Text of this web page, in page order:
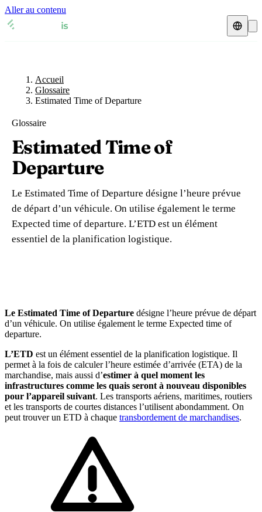
Aller au contenu
🇫🇷 France
🇬🇧 Royaume-Uni
🇧🇪 Belgique
🇩🇪
🇮🇹 Italie
Voir tous les pays
Fiches TVA
🇫🇷 France
🇬🇧
🇨🇭 Suisse
🇧🇪
🇩🇪 Allemagne
🇮🇹 Italie
Expert-comptable
Expert-comptable e-commerce
Expert-comptable Amazon
Ressources & Blog
Blog
Glossaire
Vérifier un n° TVA
Accueil
Glossaire
Estimated Time of Departure
Glossaire
Estimated Time of
Departure
Le Estimated Time of Departure désigne l’heure prévue
de départ d’un véhicule. On utilise également le terme
Expected time of departure. L’ETD est un élément
essentiel de la planification logistique.
Le Estimated Time of Departure désigne l’heure prévue de départ
d’un véhicule. On utilise également le terme Expected time of
departure.
L’ETD est un élément essentiel de la planification logistique. Il
permet à la fois de calculer l’heure estimée d’arrivée (ETA) de la
marchandise, mais aussi d’estimer à quel moment les
infrastructures comme les quais seront à nouveau disponibles
pour l’appareil suivant. Les transports aériens, maritimes, routiers
et les transports de courtes distances l’utilisent abondamment. On
peut trouver un ETD à chaque transbordement de marchandises.